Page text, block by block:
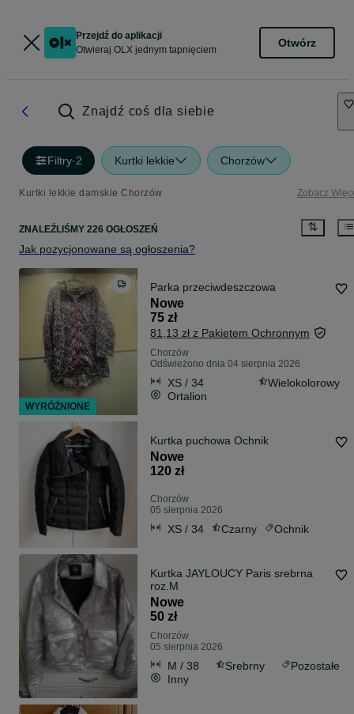
Przejdź do aplikacji
Otwieraj OLX jednym tapnięciem
Otwórz
Znajdź coś dla siebie
Filtry·2 Kurtki lekkie Chorzów
Kurtki lekkie damskie Chorzów Zobacz
ZNALEŹLIŚMY 226 OGŁOSZEŃ
Jak pozycjonowane są ogłoszenia?
Parka przeciwdeszczowa
Nowe
75 zł
81,13 zł z Pakietem Ochronnym
Chorzów
Odświeżono dnia 04 sierpnia 2026
XS / 34
Wielokolorowy
Ortalion
Kurtka puchowa Ochnik
Nowe
120 zł
Chorzów
05 sierpnia 2026
XS / 34 Czarny Ochnik
Kurtka JAYLOUCY Paris srebrna
roz.M
Nowe
50 zł
Chorzów
05 sierpnia 2026
M / 38 Srebrny
Pozostałe
Inny
WYRÓŻNIONE